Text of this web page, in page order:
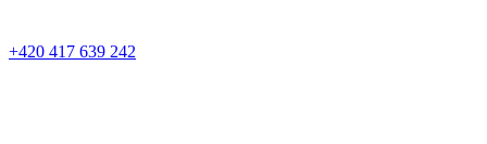
+420 417 639 242